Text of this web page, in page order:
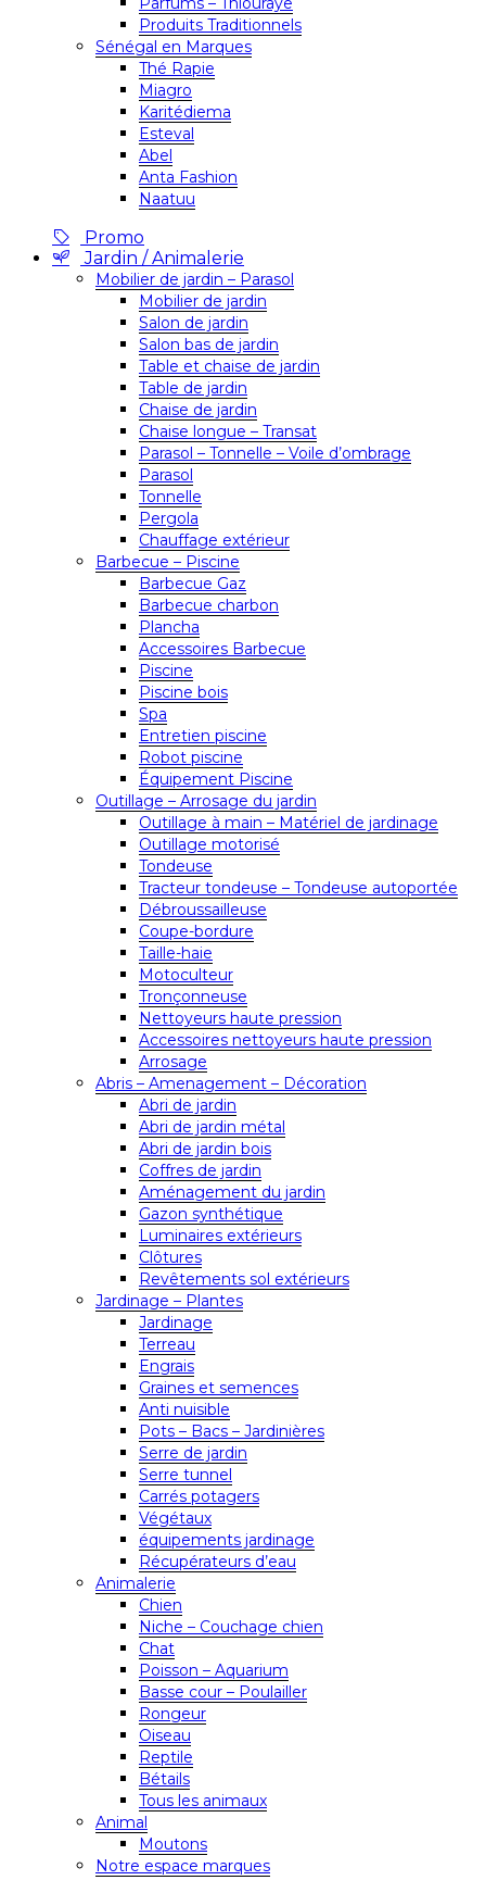
Produits Traditionnels
Sénégal en Marques
Thé Rapie
Miagro
Karitédiema
Esteval
Abel
Anta Fashion
Naatuu
Promo
Jardin / Animalerie
Mobilier de jardin – Parasol
Mobilier de jardin
Salon de jardin
Salon bas de jardin
Table et chaise de jardin
Table de jardin
Chaise de jardin
Chaise longue – Transat
Parasol – Tonnelle – Voile d’ombrage
Parasol
Tonnelle
Pergola
Chauffage extérieur
Barbecue – Piscine
Barbecue Gaz
Barbecue charbon
Plancha
Accessoires Barbecue
Piscine
Piscine bois
Spa
Entretien piscine
Robot piscine
Équipement Piscine
Outillage – Arrosage du jardin
Outillage à main – Matériel de jardinage
Outillage motorisé
Tondeuse
Tracteur tondeuse – Tondeuse autoportée
Débroussailleuse
Coupe-bordure
Taille-haie
Motoculteur
Tronçonneuse
Nettoyeurs haute pression
Accessoires nettoyeurs haute pression
Arrosage
Abris – Amenagement – Décoration
Abri de jardin
Abri de jardin métal
Abri de jardin bois
Coffres de jardin
Aménagement du jardin
Gazon synthétique
Luminaires extérieurs
Clôtures
Revêtements sol extérieurs
Jardinage – Plantes
Jardinage
Terreau
Engrais
Graines et semences
Anti nuisible
Pots – Bacs – Jardinières
Serre de jardin
Serre tunnel
Carrés potagers
Végétaux
équipements jardinage
Récupérateurs d’eau
Animalerie
Chien
Niche – Couchage chien
Chat
Poisson – Aquarium
Basse cour – Poulailler
Rongeur
Oiseau
Reptile
Bétails
Tous les animaux
Animal
Moutons
Notre espace marques